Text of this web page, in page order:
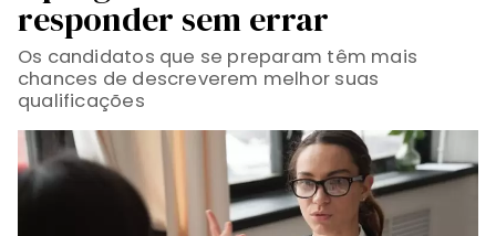
responder sem errar
Os candidatos que se preparam têm mais
chances de descreverem melhor suas
qualificações